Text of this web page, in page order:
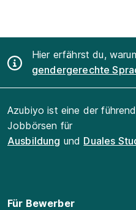
Hier erfährst du,
gendergerechte
Azubiyo ist eine der
Jobbörsen für
Ausbildung und Duales
Für Bewerber